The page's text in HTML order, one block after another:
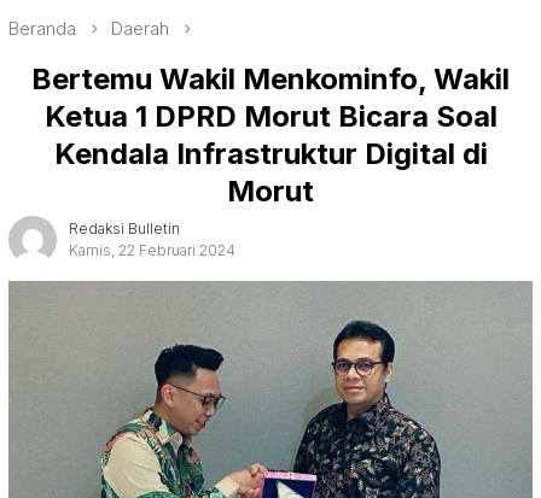
Beranda Daerah
Bertemu Wakil Menkominfo, Wakil
Ketua 1 DPRD Morut Bicara Soal
Kendala Infrastruktur Digital di
Morut
Redaksi Bulletin
Kamis, 22 Februari 2024